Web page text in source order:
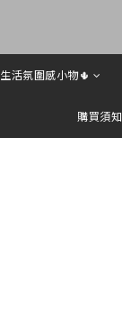
生活氛圍感小物🌵
購買須知